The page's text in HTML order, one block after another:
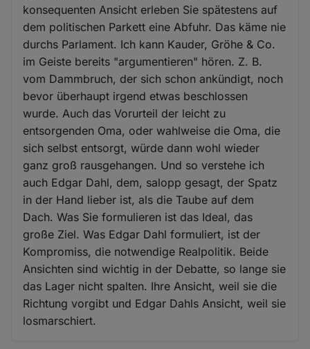
konsequenten Ansicht erleben Sie spätestens auf
dem politischen Parkett eine Abfuhr. Das käme nie
durchs Parlament. Ich kann Kauder, Gröhe & Co.
im Geiste bereits "argumentieren" hören. Z. B.
vom Dammbruch, der sich schon ankündigt, noch
bevor überhaupt irgend etwas beschlossen
wurde. Auch das Vorurteil der leicht zu
entsorgenden Oma, oder wahlweise die Oma, die
sich selbst entsorgt, würde dann wohl wieder
ganz groß rausgehangen. Und so verstehe ich
auch Edgar Dahl, dem, salopp gesagt, der Spatz
in der Hand lieber ist, als die Taube auf dem
Dach. Was Sie formulieren ist das Ideal, das
große Ziel. Was Edgar Dahl formuliert, ist der
Kompromiss, die notwendige Realpolitik. Beide
Ansichten sind wichtig in der Debatte, so lange sie
das Lager nicht spalten. Ihre Ansicht, weil sie die
Richtung vorgibt und Edgar Dahls Ansicht, weil sie
losmarschiert.